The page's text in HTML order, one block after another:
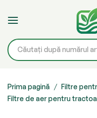
la
Conținut
Prima pagină
Filtre
Filtre de aer pentru